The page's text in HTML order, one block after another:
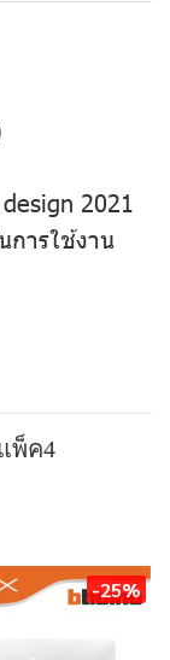
2021
ารใช้งาน
พ็ค4
-25%